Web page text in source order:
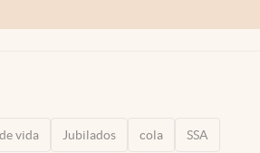
vida Jubilados cola SSA